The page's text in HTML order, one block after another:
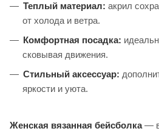
Теплый материал: акрил
от холода и ветра.
Комфортная посадка:
сковывая движения.
Стильный аксессуар:
яркости и уюта.
Женская вязанная бейсболка—